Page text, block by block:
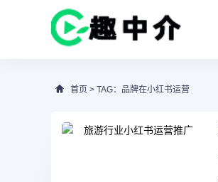
首页 > TAG：品牌在小红书运营